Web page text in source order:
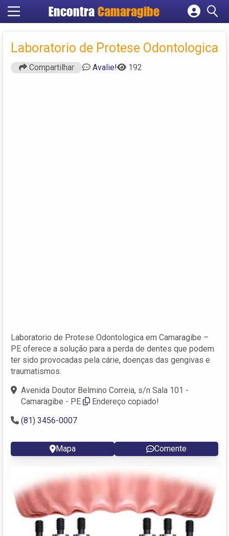
Encontra Camaragibe
Cadastrar empresa
Criar conta
Laboratorio de Protese Odontologica
Compartilhar Avalie! 192
Laboratorio de Protese Odontologica em Camaragibe –
PE oferece a solução para a perda de dentes que podem
ter sido provocadas pela cárie, doenças das gengivas e
traumatismos.
Avenida Doutor Belmino Correia, s/n Sala 101 -
Camaragibe - PE
Endereço copiado!
(81) 3456-0007
Mapa Comente